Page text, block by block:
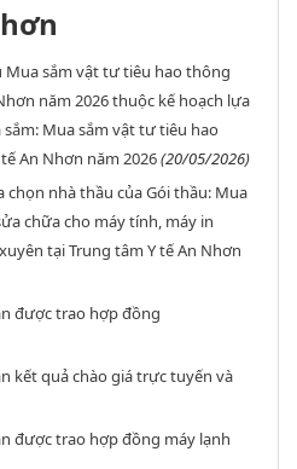
Mua sắm vật tư tiêu hao thông
năm 2026 thuộc kế hoạch lựa
Mua sắm vật tư tiêu hao
An Nhơn năm 2026(20/05/2026)
nhà thầu của Gói thầu: Mua
chữa cho máy tính, máy in
tại Trung tâm Y tế An Nhơn
được trao hợp đồng
kết quả chào giá trực tuyến và
được trao hợp đồng máy lạnh